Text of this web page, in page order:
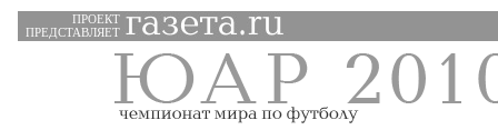
ПРОЕКТ
ПРЕДСТАВЛЯЕТ